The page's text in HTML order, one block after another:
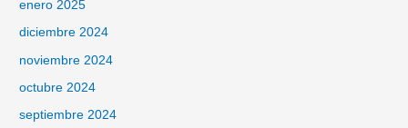
enero 2025
diciembre 2024
noviembre 2024
octubre 2024
septiembre 2024